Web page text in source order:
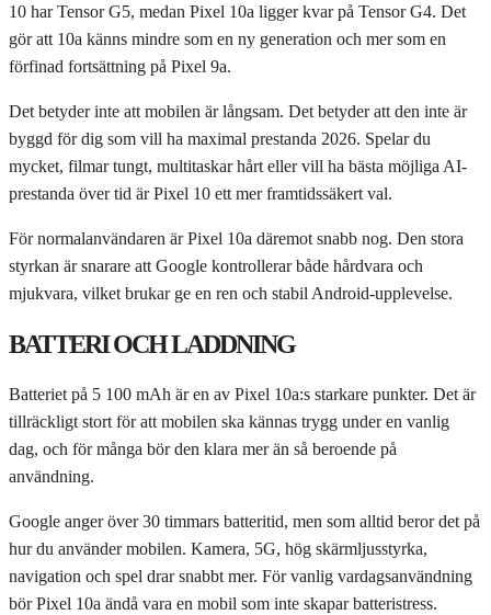
10 har Tensor G5, medan Pixel 10a ligger kvar på Tensor G4. Det
gör att 10a känns mindre som en ny generation och mer som en
förfinad fortsättning på Pixel 9a.
Det betyder inte att mobilen är långsam. Det betyder att den inte är
byggd för dig som vill ha maximal prestanda 2026. Spelar du
mycket, filmar tungt, multitaskar hårt eller vill ha bästa möjliga AI-
prestanda över tid är Pixel 10 ett mer framtidssäkert val.
För normalanvändaren är Pixel 10a däremot snabb nog. Den stora
styrkan är snarare att Google kontrollerar både hårdvara och
mjukvara, vilket brukar ge en ren och stabil Android-upplevelse.
BATTERI OCH LADDNING
Batteriet på 5 100 mAh är en av Pixel 10a:s starkare punkter. Det är
tillräckligt stort för att mobilen ska kännas trygg under en vanlig
dag, och för många bör den klara mer än så beroende på
användning.
Google anger över 30 timmars batteritid, men som alltid beror det på
hur du använder mobilen. Kamera, 5G, hög skärmljusstyrka,
navigation och spel drar snabbt mer. För vanlig vardagsanvändning
bör Pixel 10a ändå vara en mobil som inte skapar batteristress.